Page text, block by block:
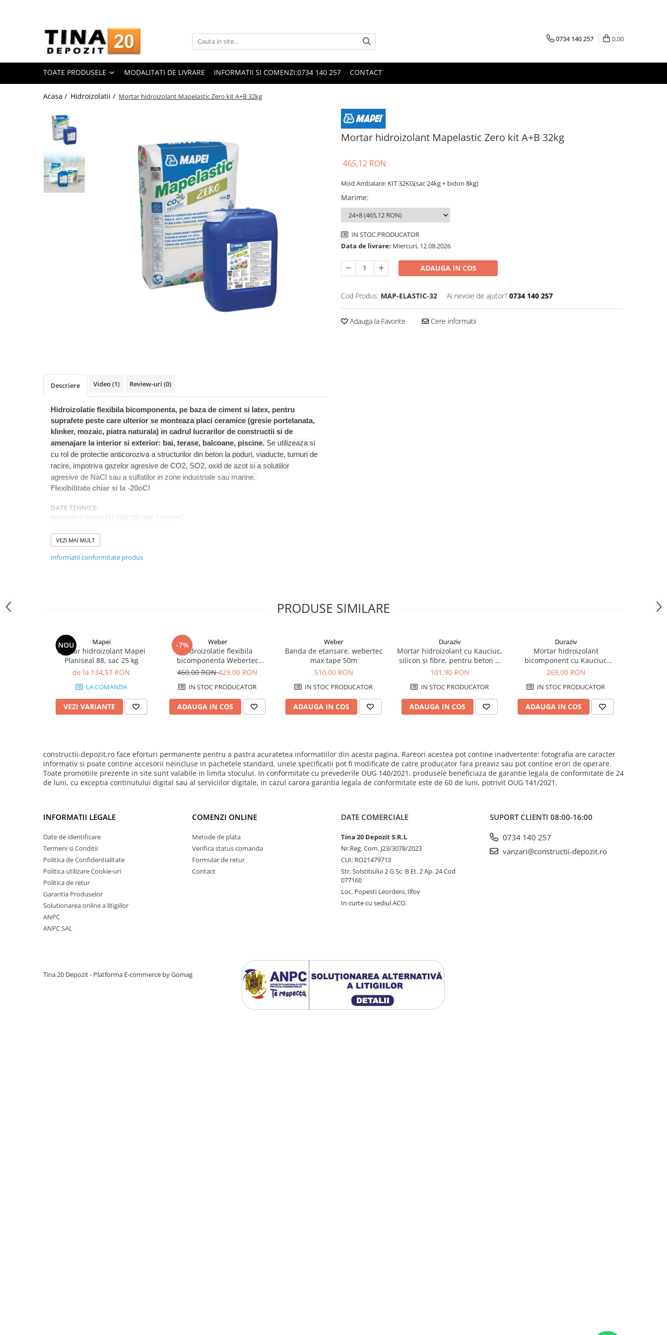
Toate Produsele
Standard
Hidrofugate
Hidroignifugate
Accesorii Gips Carton
Benzi Gips Carton
Vata de sticla
Vata bazaltica
Mortare Hidroizolante
Accesorii Hidroizolatii
Membrane Lichide
Piatra Naturala
Gresie Faianta
Tencuiala decorativa
Sape
De Egalizare
Grunduri si Amorse
Pentru Pregatirea Suprafetei
Pentru Tencuieli Decorative
Pentru Sape Autonivelante
Pentru Reparare Beton
Pe baza de rasini
De Interior
De Exterior
Manuale pe baza de ipsos
Mecanizate pe baza de ipsos
0734 140 257 0,00
TOATE PRODUSELE MODALITATI DE LIVRARE INFORMATII SI COMENZI:0734 140 257 CONTACT
Acasa / Hidroizolatii / Mortar hidroizolant Mapelastic Zero kit A+B 32kg
Mortar hidroizolant Mapelastic Zero kit A+B 32kg
465,12 RON
Mod Ambalare: KIT 32KG(sac 24kg + bidon 8kg)
Marime:
IN STOC PRODUCATOR
Data de livrare: Miercuri, 12.08.2026
ADAUGA IN COS
Cod Produs: MAP-ELASTIC-32 Ai nevoie de ajutor? 0734 140 257
Adauga la Favorite Cere informatii
Descriere Video(1) Review-uri (0)
Hidroizolatie flexibila bicomponenta, pe baza de ciment si latex, pentru
suprafete peste care ulterior se monteaza placi ceramice (gresie portelanata,
klinker, mozaic, piatra naturala) in cadrul lucrarilor de constructii si de
amenajare la interior si exterior: bai, terase, balcoane, piscine. Se utilizeaza si
cu rol de protectie anticoroziva a structurilor din beton la poduri, viaducte, turnuri de
racire, impotriva gazelor agresive de CO2, SO2, oxid de azot si a solutiilor
agresive de NaCl sau a sulfatilor in zone industriale sau marine.
Flexibilitate chiar si la -20oC!
DATE TEHNICE:
Aderenta la beton EN 1542 (28 zile): 1 N/mm2.
Capacitate de preluare a fisurilor cu strat armat cu plasa de fibra de sticla: < 1,5 mm.
Grosimea minimă de aplicare: 2 mm in 2 straturi.
Consum: spatula: 1,7 kg/m²/ mm de grosime; torcret: 2,2 kg/m²/mm de grosime.
VEZI MAI MULT
Informatii conformitate produs
PRODUSE SIMILARE
NOU Mapei
Mortar hidroizolant Mapei
Planiseal 88, sac 25 kg
de la 134,57 RON
LA COMANDA
VEZI VARIANTE
-7% Weber
Hidroizolatie flexibila
bicomponenta Webertec
hydroprotect, 28kg
460,00 RON429,00 RON
IN STOC PRODUCATOR
ADAUGA IN COS
Weber
Banda de etansare, webertec
max tape 50m
510,00 RON
IN STOC PRODUCATOR
ADAUGA IN COS
Duraziv
Mortar hidroizolant cu Kauciuc,
silicon și fibre, pentru beton și
zidărie, DURAZIV EXPERT PM 45
101,90 RON
IN STOC PRODUCATOR
ADAUGA IN COS
Duraziv
Mortar hidroizolant
bicomponent cu Kauciuc
DURAZIV PM 46 - set 20 + 6,7 kg
269,00 RON
IN STOC PRODUCATOR
ADAUGA IN COS
constructii-depozit.ro face eforturi permanente pentru a pastra acuratetea informatiilor din acesta pagina. Rareori acestea pot contine inadvertente: fotografia are caracter
informativ si poate contine accesorii neincluse in pachetele standard, unele specificatii pot fi modificate de catre producator fara preaviz sau pot contine erori de operare.
Toate promotiile prezente in site sunt valabile in limita stocului. In conformitate cu prevederile OUG 140/2021, produsele beneficiaza de garantie legala de conformitate de 24
de luni, cu exceptia continutului digital sau al serviciilor digitale, in cazul carora garantia legala de conformitate este de 60 de luni, potrivit OUG 141/2021.
INFORMATII LEGALE
Date de identificare
Termeni si Conditii
Politica de Confidentialitate
Politica utilizare Cookie-uri
Politica de retur
Garantia Produselor
Solutionarea online a litigiilor
ANPC
ANPC SAL
COMENZI ONLINE
Metode de plata
Verifica status comanda
Formular de retur
Contact
DATE COMERCIALE
Tina 20 Depozit S.R.L
Nr.Reg. Com. J23/3078/2023
CUI: RO21479713
Str. Solstitiului 2 G Sc. B Et. 2 Ap. 24 Cod
077160
Loc. Popesti Leordeni, Ilfov
In curte cu sediul ACO.
SUPORT CLIENTI 08:00-16:00
0734 140 257
vanzari@constructii-depozit.ro
Tina 20 Depozit - Platforma E-commerce by Gomag